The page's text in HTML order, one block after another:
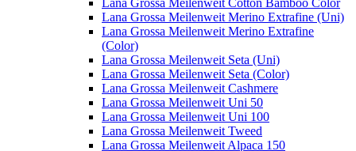
Lana Grossa Meilenweit Merino Extrafine (Uni)
Lana Grossa Meilenweit Merino Extrafine
(Color)
Lana Grossa Meilenweit Seta (Uni)
Lana Grossa Meilenweit Seta (Color)
Lana Grossa Meilenweit Cashmere
Lana Grossa Meilenweit Uni 50
Lana Grossa Meilenweit Uni 100
Lana Grossa Meilenweit Tweed
Lana Grossa Meilenweit Alpaca 150